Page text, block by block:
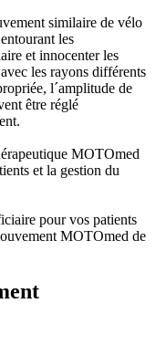
similaire de vélo
les
et innocenter les
les rayons différents
l´amplitude de
être réglé
MOTOmed
et la gestion du
pour vos patients
MOTOmed de